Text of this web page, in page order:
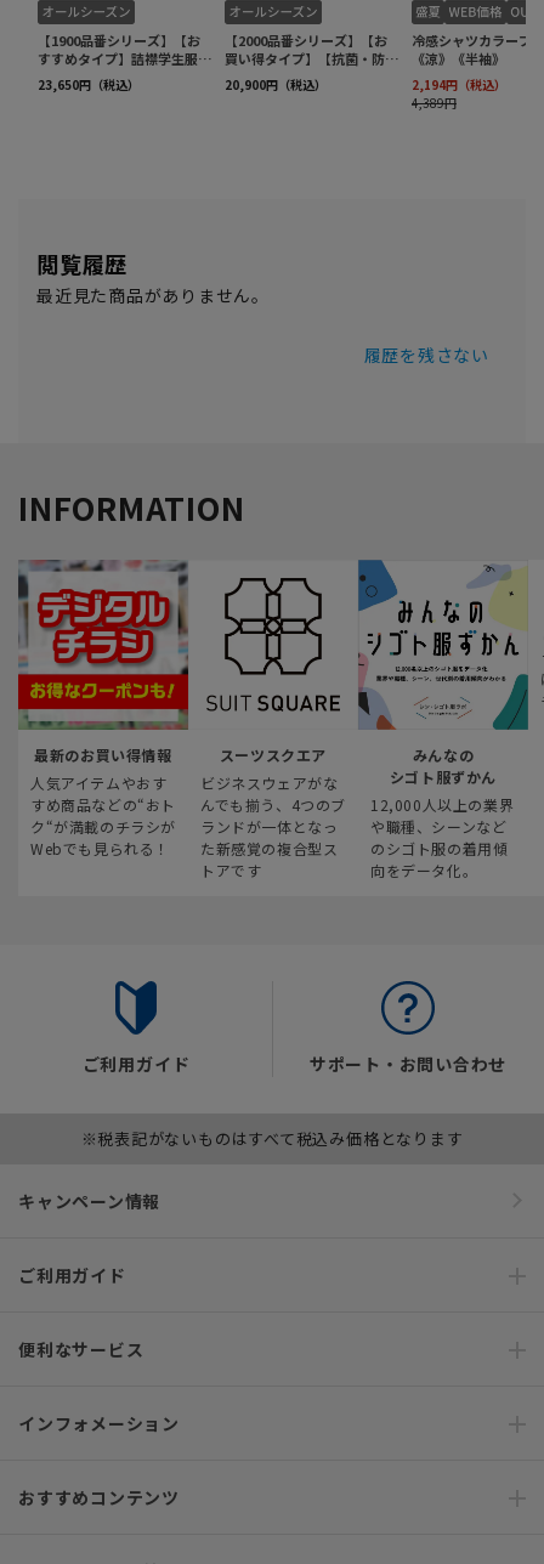
閲覧履歴
最近見た商品がありません。
履歴を残さない
INFORMATION
最新のお買い得情報
人気アイテムやおす
すめ商品などの“おト
ク“が満載のチラシが
Webでも見られる！
スーツスクエア
ビジネスウェアがな
んでも揃う、4つのブ
ランドが一体となっ
た新感覚の複合型ス
トアです
みんなの
シゴト服ずかん
12,000人以上の業界
や職種、シーンなど
のシゴト服の着用傾
向をデータ化。
ご利用ガイド サポート・お問い合わせ
※税表記がないものはすべて税込み価格となります
キャンペーン情報
ご利用ガイド
便利なサービス
インフォメーション
おすすめコンテンツ